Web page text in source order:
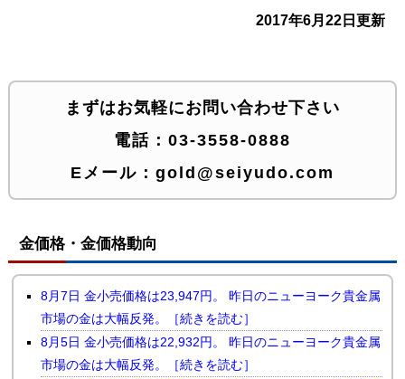
2017年6月22日更新
まずはお気軽にお問い合わせ下さい
電話： 03-3558-0888
Eメール： gold@seiyudo.com
金価格・金価格動向
8月7日 金小売価格は23,947円。 昨日のニューヨーク貴金属
市場の金は大幅反発。［続きを読む］
8月5日 金小売価格は22,932円。 昨日のニューヨーク貴金属
市場の金は大幅反発。［続きを読む］